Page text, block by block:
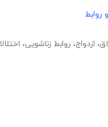
روابط
، ازدواج، روابط زناشویی،